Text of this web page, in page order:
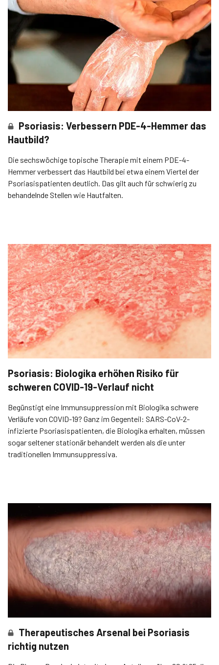
Psoriasis: Verbessern PDE-4-Hemmer das
Hautbild?
Die sechswöchige topische Therapie mit einem PDE-4-
Hemmer verbessert das Hautbild bei etwa einem Viertel der
Psoriasispatienten deutlich. Das gilt auch für schwierig zu
behandelnde Stellen wie Hautfalten.
Psoriasis: Biologika erhöhen Risiko für
schweren COVID-19-Verlauf nicht
Begünstigt eine Immunsuppression mit Biologika schwere
Verläufe von COVID-19? Ganz im Gegenteil: SARS-CoV-2-
infizierte Psoriasispatienten, die Biologika erhalten, müssen
sogar seltener stationär behandelt werden als die unter
traditionellen Immunsuppressiva.
Therapeutisches Arsenal bei Psoriasis
richtig nutzen